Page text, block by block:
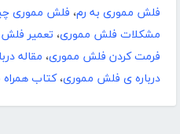
فلش مموری به رم، فلش مموری
مشکلات فلش مموری، تعمیر
فرمت کردن فلش مموری، مقاله
درباره ی فلش مموری،کتاب همراه